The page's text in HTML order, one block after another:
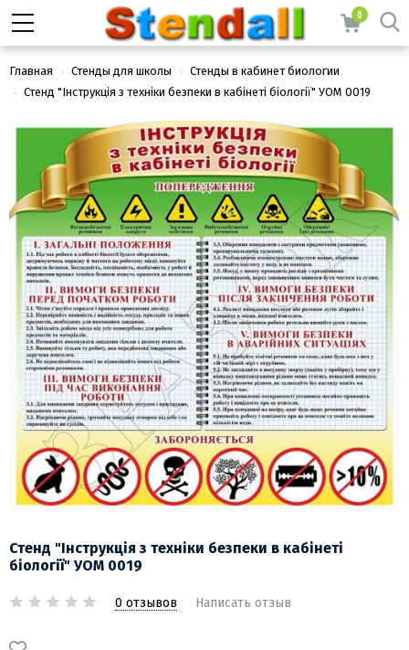
0
Главная Стенды для школы
Стенды в кабинет биологии
Стенд "Інструкція з техніки безпеки в кабінеті біології" УОМ 0019
Стенд "Інструкція з техніки безпеки в кабінеті
біології" УОМ 0019
0 отзывов Написать отзыв